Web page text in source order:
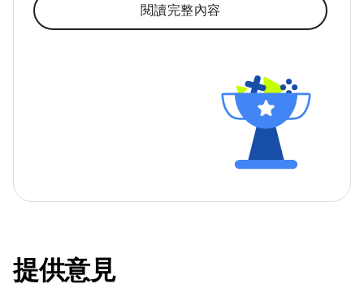
閱讀完整內容
提供意見